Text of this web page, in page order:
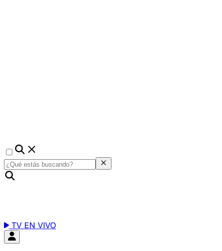
TV EN VIVO